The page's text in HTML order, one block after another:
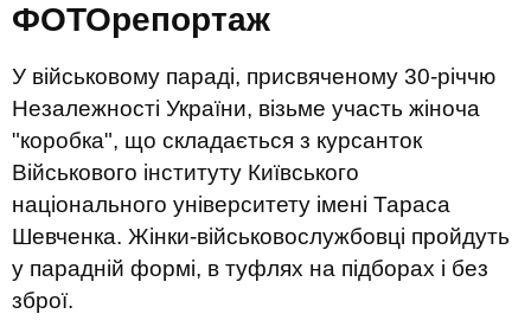
ФОТОрепортаж
У військовому параді, присвяченому 30-річчю
Незалежності України, візьме участь жіноча
"коробка", що складається з курсанток
Військового інституту Київського
національного університету імені Тараса
Шевченка. Жінки-військовослужбовці пройдуть
у парадній формі, в туфлях на підборах і без
зброї.